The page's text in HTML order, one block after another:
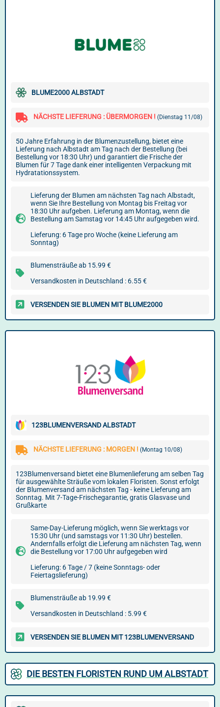
BLUME2000 ALBSTADT
NÄCHSTE LIEFERUNG : ÜBERMORGEN ! (Dienstag 11/08)
50 Jahre Erfahrung in der Blumenzustellung, bietet eine
Lieferung nach Albstadt am Tag nach der Bestellung (bei
Bestellung vor 18:30 Uhr) und garantiert die Frische der
Blumen für 7 Tage dank einer intelligenten Verpackung mit
Hydratationssystem.
Lieferung der Blumen am nächsten Tag nach Albstadt,
wenn Sie Ihre Bestellung von Montag bis Freitag vor
18:30 Uhr aufgeben. Lieferung am Montag, wenn die
Bestellung am Samstag vor 14:45 Uhr aufgegeben wird.
Lieferung: 6 Tage pro Woche (keine Lieferung am
Sonntag)
Blumensträuße ab 15.99 €
Versandkosten in Deutschland : 6.55 €
VERSENDEN SIE BLUMEN MIT BLUME2000
123BLUMENVERSAND ALBSTADT
NÄCHSTE LIEFERUNG : MORGEN ! (Montag 10/08)
123Blumenversand bietet eine Blumenlieferung am selben Tag
für ausgewählte Sträuße vom lokalen Floristen. Sonst erfolgt
der Blumenversand am nächsten Tag - keine Lieferung am
Sonntag. Mit 7-Tage-Frischegarantie, gratis Glasvase und
Grußkarte
Same-Day-Lieferung möglich, wenn Sie werktags vor
15:30 Uhr (und samstags vor 11:30 Uhr) bestellen.
Andernfalls erfolgt die Lieferung am nächsten Tag, wenn
die Bestellung vor 17:00 Uhr aufgegeben wird
Lieferung: 6 Tage / 7 (keine Sonntags- oder
Feiertagslieferung)
Blumensträuße ab 19.99 €
Versandkosten in Deutschland : 5.99 €
VERSENDEN SIE BLUMEN MIT 123BLUMENVERSAND
DIE BESTEN FLORISTEN RUND UM ALBSTADT